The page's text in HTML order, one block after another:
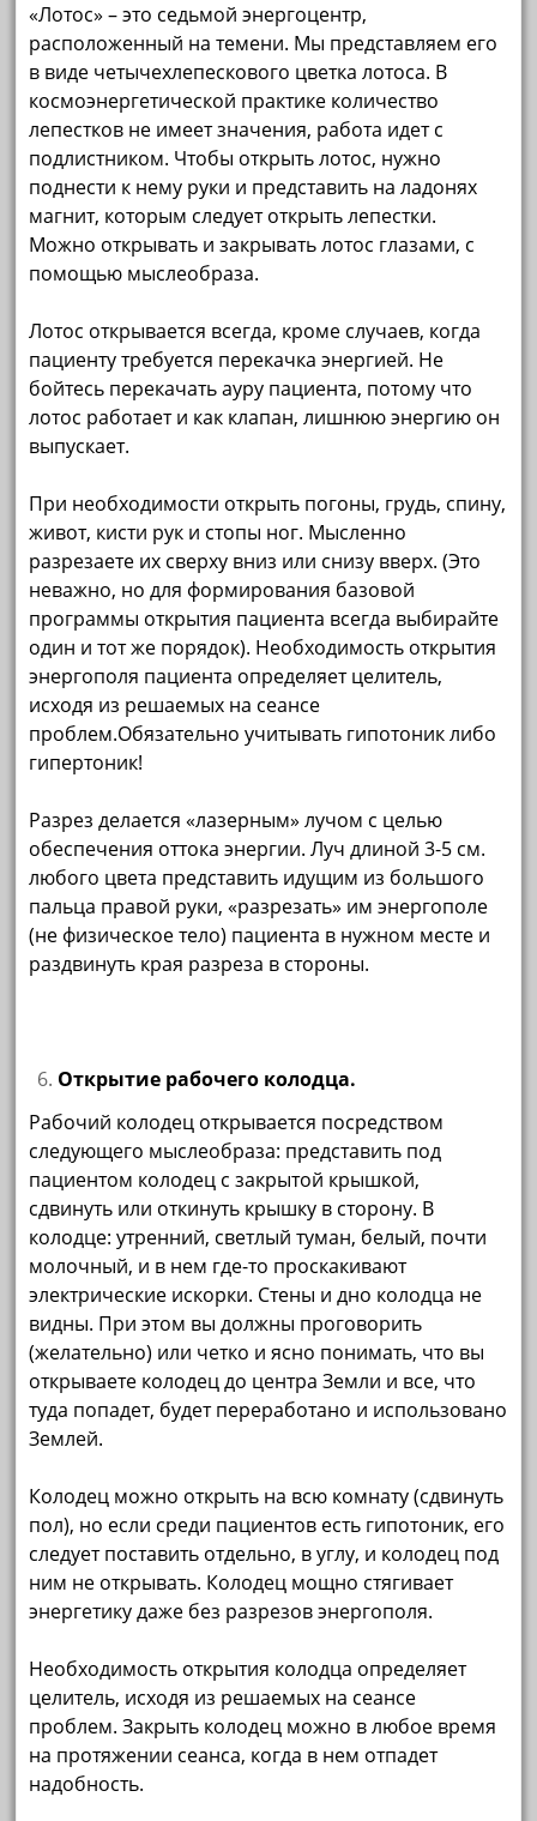
«Лотос» – это седьмой энергоцентр,
расположенный на темени. Мы представляем его
в виде четычехлепескового цветка лотоса. В
космоэнергетической практике количество
лепестков не имеет значения, работа идет с
подлистником. Чтобы открыть лотос, нужно
поднести к нему руки и представить на ладонях
магнит, которым следует открыть лепестки.
Можно открывать и закрывать лотос глазами, с
помощью мыслеобраза.
Лотос открывается всегда, кроме случаев, когда
пациенту требуется перекачка энергией. Не
бойтесь перекачать ауру пациента, потому что
лотос работает и как клапан, лишнюю энергию он
выпускает.
При необходимости открыть погоны, грудь, спину,
живот, кисти рук и стопы ног. Мысленно
разрезаете их сверху вниз или снизу вверх. (Это
неважно, но для формирования базовой
программы открытия пациента всегда выбирайте
один и тот же порядок). Необходимость открытия
энергополя пациента определяет целитель,
исходя из решаемых на сеансе
проблем.Обязательно учитывать гипотоник либо
гипертоник!
Разрез делается «лазерным» лучом с целью
обеспечения оттока энергии. Луч длиной 3-5 см.
любого цвета представить идущим из большого
пальца правой руки, «разрезать» им энергополе
(не физическое тело) пациента в нужном месте и
раздвинуть края разреза в стороны.
Открытие рабочего колодца.
Рабочий колодец открывается посредством
следующего мыслеобраза: представить под
пациентом колодец с закрытой крышкой,
сдвинуть или откинуть крышку в сторону. В
колодце: утренний, светлый туман, белый, почти
молочный, и в нем где-то проскакивают
электрические искорки. Стены и дно колодца не
видны. При этом вы должны проговорить
(желательно) или четко и ясно понимать, что вы
открываете колодец до центра Земли и все, что
туда попадет, будет переработано и использовано
Землей.
Колодец можно открыть на всю комнату (сдвинуть
пол), но если среди пациентов есть гипотоник, его
следует поставить отдельно, в углу, и колодец под
ним не открывать. Колодец мощно стягивает
энергетику даже без разрезов энергополя.
Необходимость открытия колодца определяет
целитель, исходя из решаемых на сеансе
проблем. Закрыть колодец можно в любое время
на протяжении сеанса, когда в нем отпадет
надобность.